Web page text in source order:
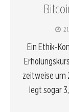
Ein Ethik-
zeitweise um
legt sogar